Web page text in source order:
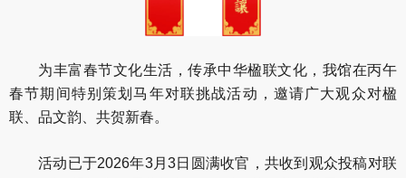
为丰富春节文化生活，传承中华楹联文化，我馆在丙午
春节期间特别策划马年对联挑战活动，邀请广大观众对楹
联、品文韵、共贺新春。
活动已于2026年3月3日圆满收官，共收到观众投稿对联